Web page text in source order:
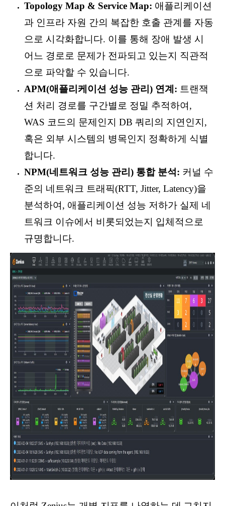
Topology Map & Service Map: 애플리케이션
과 인프라 자원 간의 복잡한 호출 관계를 자동
으로 시각화합니다. 이를 통해 장애 발생 시
어느 경로로 문제가 전파되고 있는지 직관적
으로 파악할 수 있습니다.
APM(애플리케이션 성능 관리) 연계: 트랜잭
션 처리 경로를 구간별로 정밀 추적하여,
WAS 코드의 문제인지 DB 쿼리의 지연인지,
혹은 외부 시스템의 병목인지 정확하게 식별
합니다.
NPM(네트워크 성능 관리) 통합 분석: 커널 수
준의 네트워크 트래픽(RTT, Jitter, Latency)을
분석하여, 애플리케이션 성능 저하가 실제 네
트워크 이슈에서 비롯되었는지 입체적으로
규명합니다.